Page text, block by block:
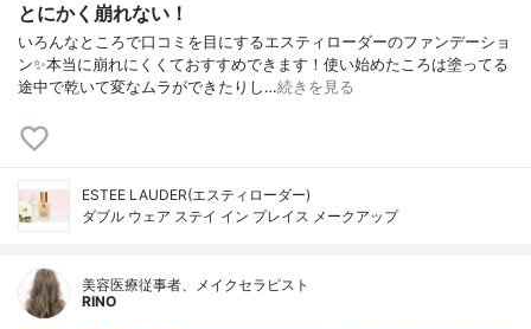
とにかく崩れない！
いろんなところで口コミを目にするエスティローダーのファンデーショ
ン✨本当に崩れにくくておすすめできます！使い始めたころは塗ってる
途中で乾いて変なムラができたりし…続きを見る
ESTEE LAUDER(エスティローダー)
ダブル ウェア ステイ イン プレイス メークアップ
美容医療従事者、メイクセラピスト
RINO